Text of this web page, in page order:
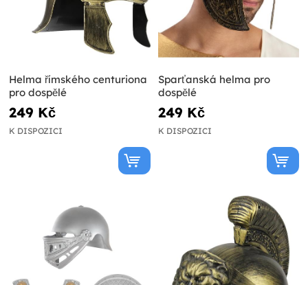
Helma římského centuriona
pro dospělé
249 Kč
K DISPOZICI
Sparťanská helma pro
dospělé
249 Kč
K DISPOZICI